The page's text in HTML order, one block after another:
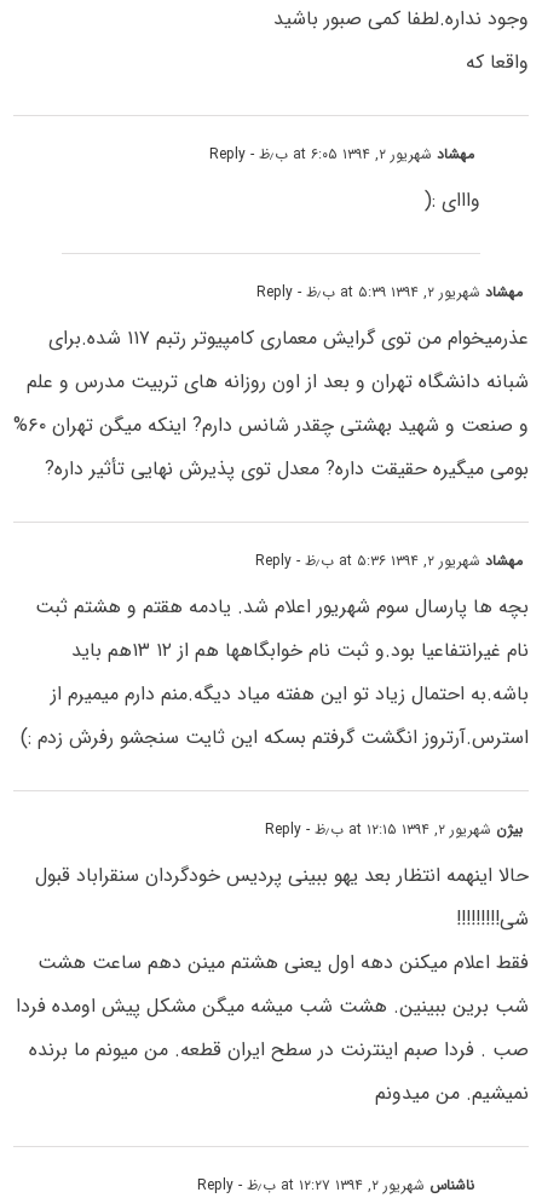
وجود نداره.لطفا کمی صبور باشید
واقعا که
مهشادشهریور ۲, ۱۳۹۴ at ۶:۰۵ ب٫ظ - Reply
وااای :(
مهشادشهریور ۲, ۱۳۹۴ at ۵:۳۹ ب٫ظ - Reply
عذرمیخوام من توی گرایش معماری کامپیوتر رتبم ۱۱۷ شده.برای
شبانه دانشگاه تهران و بعد از اون روزانه های تربیت مدرس و علم
و صنعت و شهید بهشتی چقدر شانس دارم? اینکه میگن تهران ۶۰%
بومی میگیره حقیقت داره? معدل توی پذیرش نهایی تأثیر داره?
مهشادشهریور ۲, ۱۳۹۴ at ۵:۳۶ ب٫ظ - Reply
بچه ها پارسال سوم شهریور اعلام شد. یادمه هقتم و هشتم ثبت
نام غیرانتفاعیا بود.و ثبت نام خوابگاهها هم از ۱۲ ۱۳هم باید
باشه.به احتمال زیاد تو این هفته میاد دیگه.منم دارم میمیرم از
استرس.آرتروز انگشت گرفتم بسکه این ثایت سنجشو رفرش زدم :)
بیژن شهریور ۲, ۱۳۹۴ at ۱۲:۱۵ ب٫ظ - Reply
حالا اینهمه انتظار بعد یهو ببینی پردیس خودگردان سنقراباد قبول
شی!!!!!!!!!
فقط اعلام میکنن دهه اول یعنی هشتم مینن دهم ساعت هشت
شب برین ببینین. هشت شب میشه میگن مشکل پیش اومده فردا
صب . فردا صبم اینترنت در سطح ایران قطعه. من میونم ما برنده
نمیشیم. من میدونم
ناشناس شهریور ۲, ۱۳۹۴ at ۱۲:۲۷ ب٫ظ - Reply